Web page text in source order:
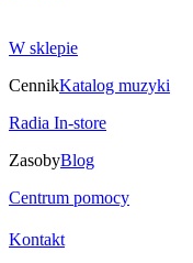
W sklepie
CennikKatalog muzyki
Radia In-store
ZasobyBlog
Centrum pomocy
Kontakt